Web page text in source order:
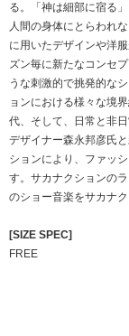
る。「神は細部に宿る
人間の身体にとらわれ
に用いたデザインや洋
ズン毎に新たなコンセ
うな刺激的で挑発的な
ョンにおける様々な境
代、そして、日常と非日
デザイナー森永邦彦氏
ションにより、ファッ
す。サカナクションの
のショー音楽をサカナ
[SIZE SPEC]
FREE